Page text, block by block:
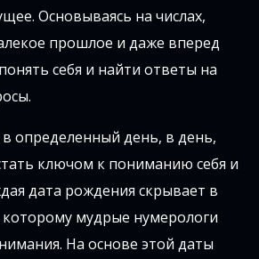
Основываясь на числах,
прошлое и даже вперед
себя и найти ответы на
определенный день, в день,
ключом к пониманию себя и
дата рождения скрывает в
мудрые нумерологи
На основе этой даты